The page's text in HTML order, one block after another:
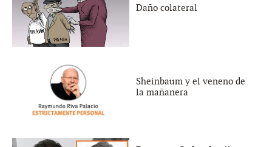
Daño colateral
Sheinbaum y el veneno de
la mañanera